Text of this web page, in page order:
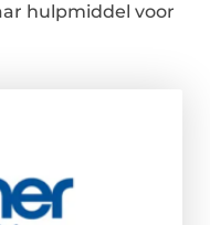
hulpmiddel voor